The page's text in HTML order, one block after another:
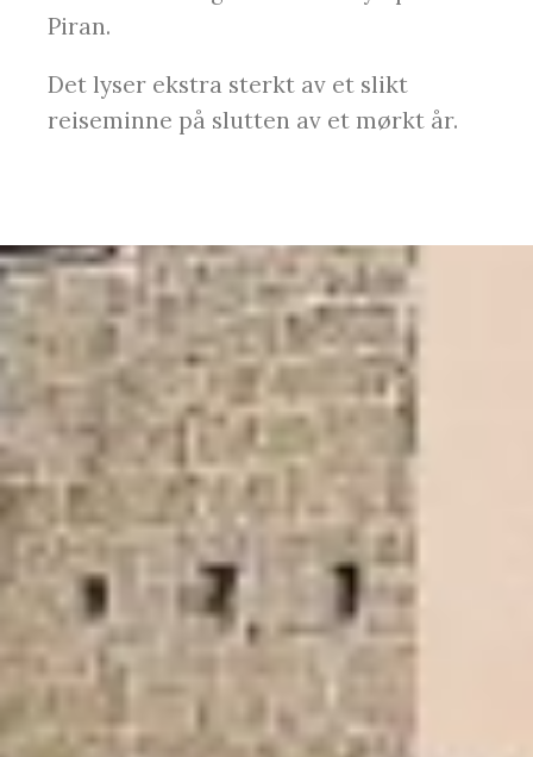
Piran.
Det lyser ekstra sterkt av et slikt
reiseminne på slutten av et mørkt år.